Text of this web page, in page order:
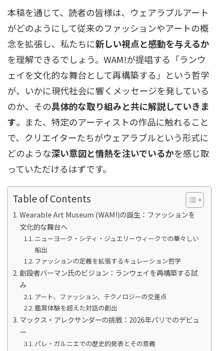
本稿を通じて、読者の皆様は、ウェアラブルアート
がどのようにして従来のファッションやアートの概
念を拡張し、私たちに新しい視点と感動を与えるか
を理解できるでしょう。WAM!が提唱する「ランウ
ェイを文化的な舞台として再構築する」という哲学
が、いかに現代社会に響くメッセージを発している
のか、その具体的な取り組みと共に解説していきま
す。また、特定のアーティストの作品に触れること
で、クリエイターたちがウェアラブルという形式に
どのような深い意図と情熱を注いでいるかを感じ取
っていただけるはずです。
Table of Contents
Wearable Art Museum (WAM!)の誕生：ファッションを
文化的な舞台へ
ニューヨーク・シティ・ジュエリーウィークでの華々しい
船出
ファッションの定義を拡張するキュレーション哲学
創設者バーマン氏のビジョン：ランウェイを再構築する試
み
アート、ファッション、テクノロジーの交差点
鑑賞体験を超えた対話の創出
マックス・アレクサンダーの挑戦：2026年パリでのデビュ
ー
パレ・ガルニエでの歴史的発表とその意義